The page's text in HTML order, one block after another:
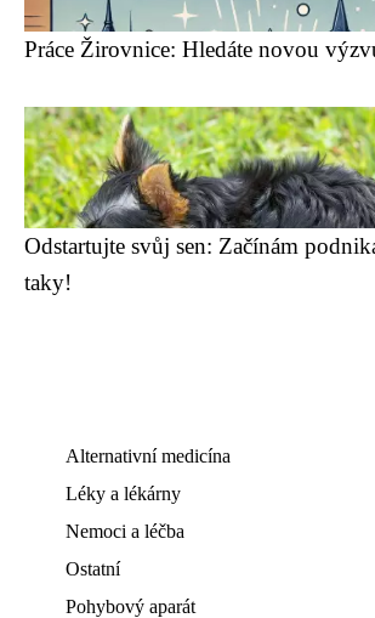
Práce Žirovnice: Hledáte novou
Odstartujte svůj sen: Začínám
taky!
Alternativní medicína
Léky a lékárny
Nemoci a léčba
Ostatní
Pohybový aparát